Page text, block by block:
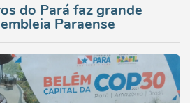
do Pará faz grande
Paraense